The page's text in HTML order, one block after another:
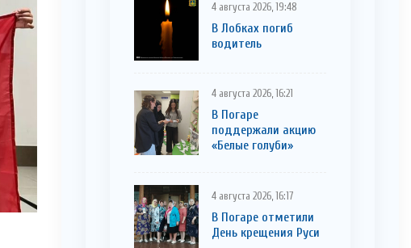
4 августа 2026, 19:48
В Лобках погиб
водитель
4 августа 2026, 16:21
В Погаре
поддержали акцию
«Белые голуби»
4 августа 2026, 16:17
В Погаре отметили
День крещения Руси